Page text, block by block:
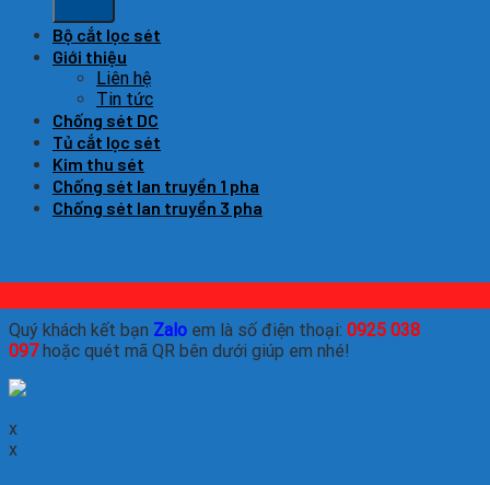
Bộ cắt lọc sét
Giới thiệu
Liên hệ
Tin tức
Chống sét DC
Tủ cắt lọc sét
Kim thu sét
Chống sét lan truyền 1 pha
Chống sét lan truyền 3 pha
Quý khách kết bạn Zalo em là số điện thoại: 0925 038
097hoặc quét mã QR bên dưới giúp em nhé!
x
x